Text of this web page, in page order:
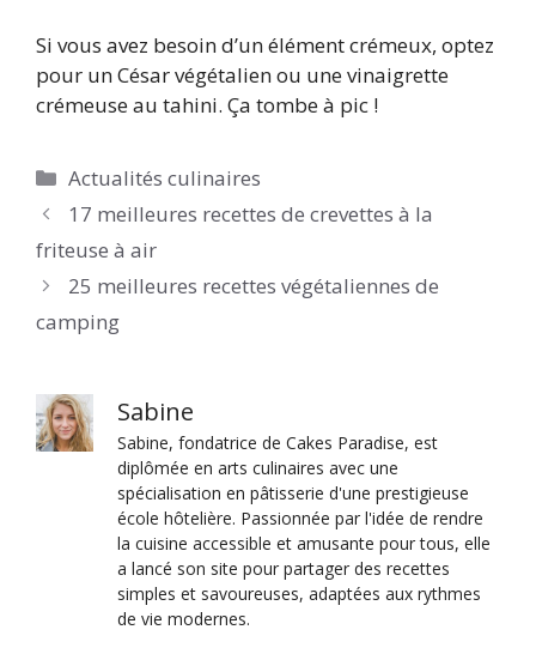
Si vous avez besoin d’un élément crémeux, optez
pour un César végétalien ou une vinaigrette
crémeuse au tahini. Ça tombe à pic !
Catégories
Actualités culinaires
17 meilleures recettes de crevettes à la
friteuse à air
25 meilleures recettes végétaliennes de
camping
Sabine
Sabine, fondatrice de Cakes Paradise, est
diplômée en arts culinaires avec une
spécialisation en pâtisserie d'une prestigieuse
école hôtelière. Passionnée par l'idée de rendre
la cuisine accessible et amusante pour tous, elle
a lancé son site pour partager des recettes
simples et savoureuses, adaptées aux rythmes
de vie modernes.